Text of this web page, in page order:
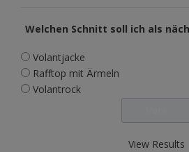
Welchen Schnitt soll ich als
Volantjacke
Rafftop mit Ärmeln
Volantrock
View Results